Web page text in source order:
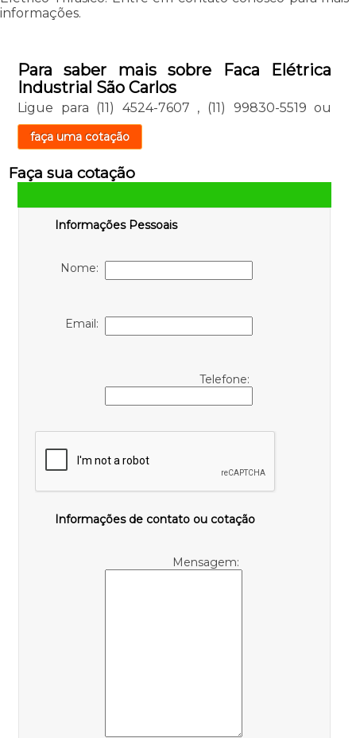
informações.
Para saber mais sobre Faca Elétrica
Industrial São Carlos
Ligue para (11) 4524-7607 , (11) 99830-5519 ou
faça uma cotação
Faça sua cotação
Informações Pessoais
Nome:
Email:
Telefone:
Informações de contato ou cotação
Mensagem: